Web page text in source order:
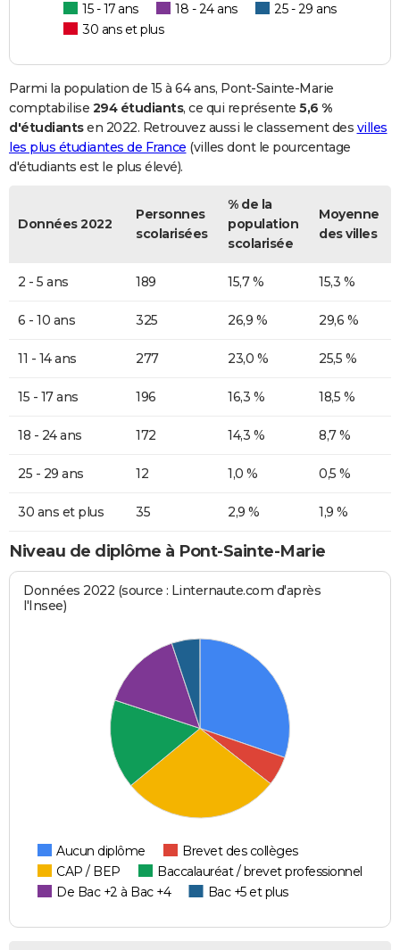
15 - 17 ans
18 - 24 ans
25 - 29 ans
30 ans et plus
Parmi la population de 15 à 64 ans, Pont-Sainte-Marie
comptabilise 294 étudiants, ce qui représente 5,6 %
d'étudiantsen 2022. Retrouvez aussi le classement des villes
les plus étudiantes de France (villes dont le pourcentage
d'étudiants est le plus élevé).
Données 2022
Personnes
scolarisées
% de la
population
scolarisée
Moyenne
des villes
2 - 5 ans 189 15,7 % 15,3 %
6 - 10 ans 325 26,9 % 29,6 %
11 - 14 ans 277 23,0 % 25,5 %
15 - 17 ans 196 16,3 % 18,5 %
18 - 24 ans 172 14,3 % 8,7 %
25 - 29 ans 12 1,0 % 0,5 %
30 ans et plus 35 2,9 % 1,9 %
Niveau de diplôme à Pont-Sainte-Marie
Données 2022 (source : Linternaute.com d'après
l'Insee)
Aucun diplôme
Brevet des collèges
CAP / BEP
Baccalauréat / brevet professionnel
De Bac +2 à Bac +4
Bac +5 et plus